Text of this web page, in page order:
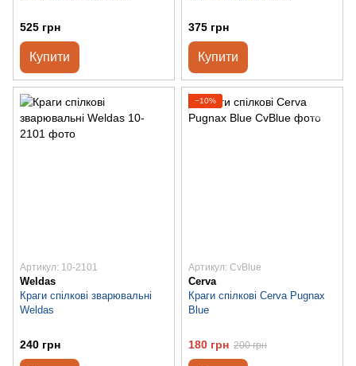
525 грн
Купити
375 грн
Купити
Артикул: 10-2101
Weldas
Краги спілкові зварювальні
Weldas
240 грн
−10%
Артикул: CvBlue
Cerva
Краги спілкові Cerva Pugnax
Blue
180 грн 200 грн